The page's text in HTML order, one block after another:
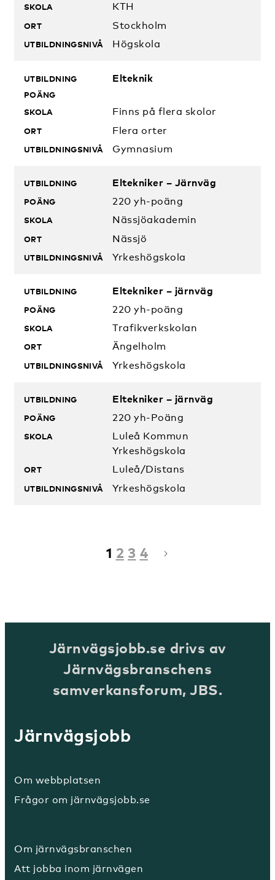
KTH
Stockholm
Högskola
Elteknik
Finns på flera skolor
Flera orter
Gymnasium
Eltekniker – Järnväg
220 yh-poäng
Nässjöakademin
Nässjö
Yrkeshögskola
Eltekniker – järnväg
220 yh-poäng
Trafikverkskolan
Ängelholm
Yrkeshögskola
Eltekniker – järnväg
220 yh-Poäng
Luleå Kommun
Yrkeshögskola
Luleå/Distans
Yrkeshögskola
1 2 3 4
Järnvägsjobb.se drivs av
Järnvägsbranschens
samverkansforum, JBS.
Järnvägsjobb
Om webbplatsen
Frågor om järnvägsjobb.se
Om järnvägsbranschen
Att jobba inom järnvägen